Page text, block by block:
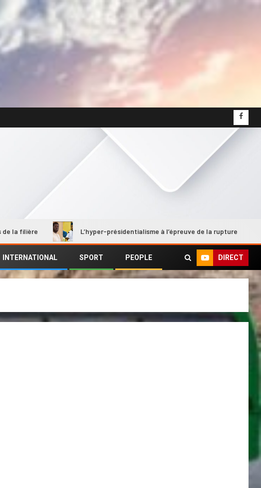
L’hyper-présidentialisme à l’épreuve de la rupture
INTERNATIONAL SPORT PEOPLE DIRECT